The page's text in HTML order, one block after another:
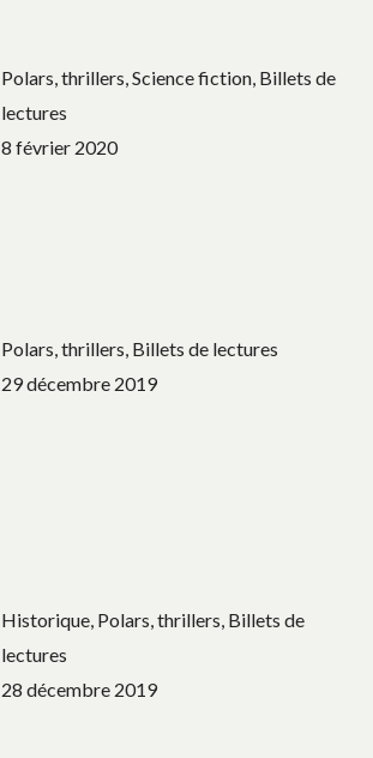
Polars, thrillers, Science fiction, Billets de
lectures
8 février 2020
Polars, thrillers, Billets de lectures
29 décembre 2019
Historique, Polars, thrillers, Billets de
lectures
28 décembre 2019